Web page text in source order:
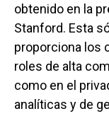
obtenido en la
Stanford. Esta
proporciona los
roles de alta
como en el
analíticas y de